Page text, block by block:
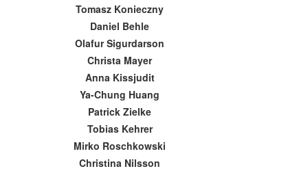
Tomasz Konieczny
Daniel Behle
Olafur Sigurdarson
Christa Mayer
Anna Kissjudit
Ya-Chung Huang
Patrick Zielke
Tobias Kehrer
Mirko Roschkowski
Christina Nilsson